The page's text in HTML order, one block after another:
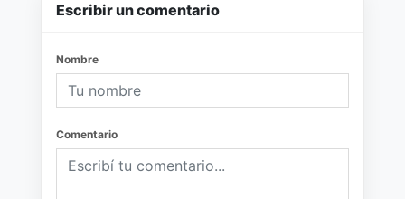
Escribir un comentario
Nombre
Comentario